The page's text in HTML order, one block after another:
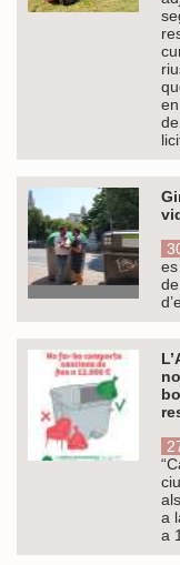
a
a